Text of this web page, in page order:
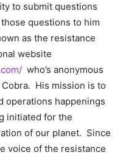
to submit questions
questions to him
as the resistance
website
who’s anonymous
His mission is to
operations happenings
initiated for the
of our planet. Since
voice of the resistance